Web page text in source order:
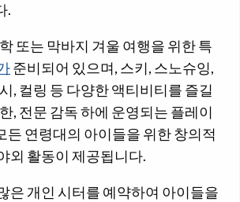
.
또는 막바지 겨울 여행을 위한 특
준비되어 있으며, 스키, 스노슈잉,
, 컬링 등 다양한 액티비티를 즐길
, 전문 감독 하에 운영되는 플레이
든 연령대의 아이들을 위한 창의적
외 활동이 제공됩니다.
은 개인 시터를 예약하여 아이들을